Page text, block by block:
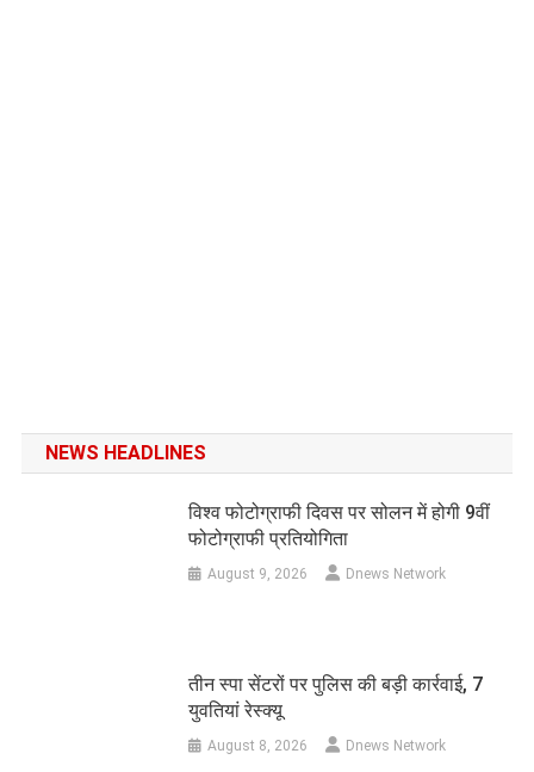
NEWS HEADLINES
विश्व फोटोग्राफी दिवस पर सोलन में होगी 9वीं
फोटोग्राफी प्रतियोगिता
August 9, 2026 Dnews Network
तीन स्पा सेंटरों पर पुलिस की बड़ी कार्रवाई, 7
युवतियां रेस्क्यू
August 8, 2026 Dnews Network